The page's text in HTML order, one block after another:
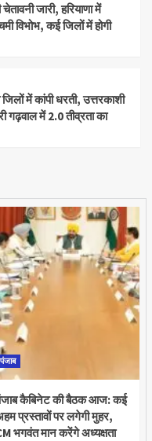
जारी, हरियाणा में
विभोभ, कई जिलों में होगी
में कांपी धरती, उत्तरकाशी
गढ़वाल में 2.0 तीव्रता का
पंजाब
कैबिनेट की बैठक आज: कई
प्रस्तावों पर लगेगी मुहर,
भगवंत मान करेंगे अध्यक्षता